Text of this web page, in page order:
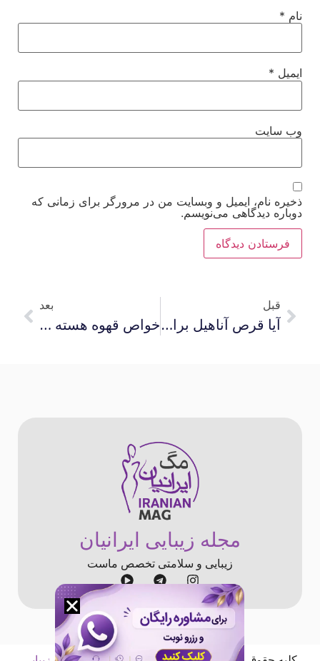
نام *
ایمیل *
وب‌ سایت
ذخیره نام، ایمیل و وبسایت من در مرورگر برای زمانی که
دوباره دیدگاهی می‌نویسم.
قبل
آیا قرص آناهیل برای لاغری بدون عوارض است ؟
بعد
خواص قهوه هسته خرما برای لاغری ؛ نحوه تهیه و مصرف
مجله زیبایی ایرانیان
زیبایی و سلامتی تخصص ماست